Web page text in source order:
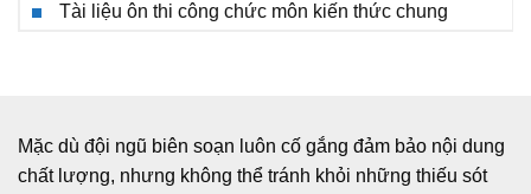
Tài liệu ôn thi công chức môn kiến thức chung
Mặc dù đội ngũ biên soạn luôn cố gắng đảm bảo nội dung
chất lượng, nhưng không thể tránh khỏi những thiếu sót